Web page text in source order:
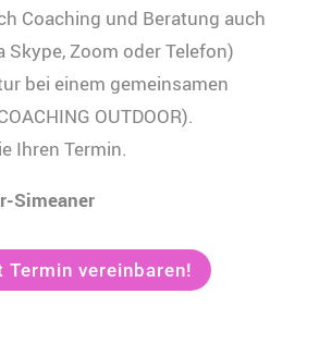
Coaching und Beratung auch
Skype, Zoom oder Telefon)
bei einem gemeinsamen
OUTDOOR).
Ihren Termin.
Simeaner
Termin vereinbaren!